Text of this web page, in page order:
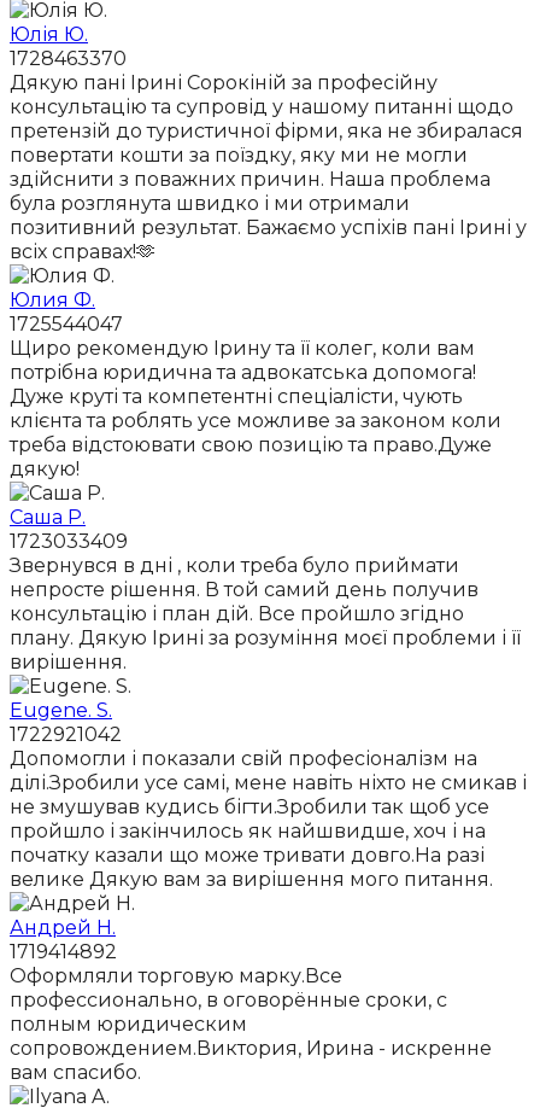
Юлія Ю.
1728463370
Дякую пані Ірині Сорокіній за професійну
консультацію та супровід у нашому питанні щодо
претензій до туристичної фірми, яка не збиралася
повертати кошти за поїздку, яку ми не могли
здійснити з поважних причин. Наша проблема
була розглянута швидко і ми отримали
позитивний результат. Бажаємо успіхів пані Ірині у
всіх справах!🫶
Юлия Ф.
1725544047
Щиро рекомендую Ірину та її колег, коли вам
потрібна юридична та адвокатська допомога!
Дуже круті та компетентні спеціалісти, чують
клієнта та роблять усе можливе за законом коли
треба відстоювати свою позицію та право.Дуже
дякую!
Саша Р.
1723033409
Звернувся в дні , коли треба було приймати
непросте рішення. В той самий день получив
консультацію і план дій. Все пройшло згідно
плану. Дякую Ірині за розуміння моєї проблеми і її
вирішення.
Eugene. S.
1722921042
Допомогли і показали свій професіоналізм на
ділі.Зробили усе самі, мене навіть ніхто не смикав і
не змушував кудись бігти.Зробили так щоб усе
пройшло і закінчилось як найшвидше, хоч і на
початку казали що може тривати довго.На разі
велике Дякую вам за вирішення мого питання.
Андрей Н.
1719414892
Оформляли торговую марку.Все
профессионально, в оговорённые сроки, с
полным юридическим
сопровождением.Виктория, Ирина - искренне
вам спасибо.